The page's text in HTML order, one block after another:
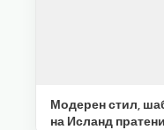
Модерен стил,
на Исланд